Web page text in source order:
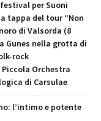
per Suoni
tappa del tour “Non
di Valsorda (8
Gunes nella grotta di
rock
Orchestra
di Carsulae
l’intimo e potente